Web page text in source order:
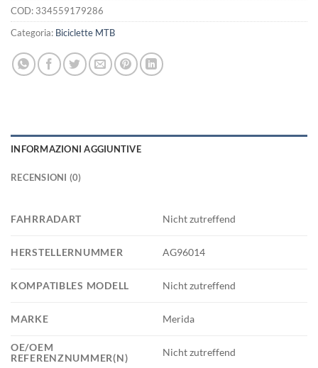
COD: 334559179286
Categoria: Biciclette MTB
INFORMAZIONI AGGIUNTIVE
RECENSIONI (0)
FAHRRADART Nicht zutreffend
HERSTELLERNUMMER AG96014
KOMPATIBLES MODELL Nicht zutreffend
MARKE Merida
OE/OEM
REFERENZNUMMER(N)
Nicht zutreffend